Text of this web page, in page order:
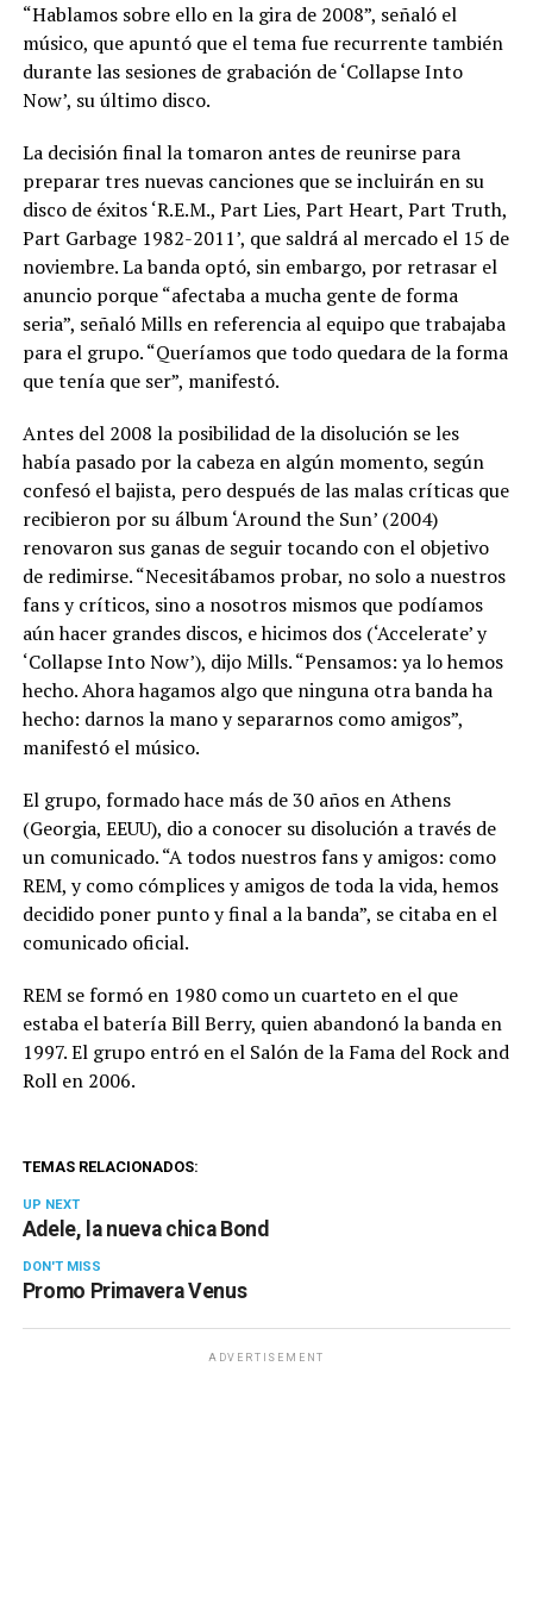
“Hablamos sobre ello en la gira de 2008”, señaló el
músico, que apuntó que el tema fue recurrente también
durante las sesiones de grabación de ‘Collapse Into
Now’, su último disco.
La decisión final la tomaron antes de reunirse para
preparar tres nuevas canciones que se incluirán en su
disco de éxitos ‘R.E.M., Part Lies, Part Heart, Part Truth,
Part Garbage 1982-2011’, que saldrá al mercado el 15 de
noviembre. La banda optó, sin embargo, por retrasar el
anuncio porque “afectaba a mucha gente de forma
seria”, señaló Mills en referencia al equipo que trabajaba
para el grupo. “Queríamos que todo quedara de la forma
que tenía que ser”, manifestó.
Antes del 2008 la posibilidad de la disolución se les
había pasado por la cabeza en algún momento, según
confesó el bajista, pero después de las malas críticas que
recibieron por su álbum ‘Around the Sun’ (2004)
renovaron sus ganas de seguir tocando con el objetivo
de redimirse. “Necesitábamos probar, no solo a nuestros
fans y críticos, sino a nosotros mismos que podíamos
aún hacer grandes discos, e hicimos dos (‘Accelerate’ y
‘Collapse Into Now’), dijo Mills. “Pensamos: ya lo hemos
hecho. Ahora hagamos algo que ninguna otra banda ha
hecho: darnos la mano y separarnos como amigos”,
manifestó el músico.
El grupo, formado hace más de 30 años en Athens
(Georgia, EEUU), dio a conocer su disolución a través de
un comunicado. “A todos nuestros fans y amigos: como
REM, y como cómplices y amigos de toda la vida, hemos
decidido poner punto y final a la banda”, se citaba en el
comunicado oficial.
REM se formó en 1980 como un cuarteto en el que
estaba el batería Bill Berry, quien abandonó la banda en
1997. El grupo entró en el Salón de la Fama del Rock and
Roll en 2006.
TEMAS RELACIONADOS:
UP NEXT
Adele, la nueva chica Bond
DON'T MISS
Promo Primavera Venus
ADVERTISEMENT